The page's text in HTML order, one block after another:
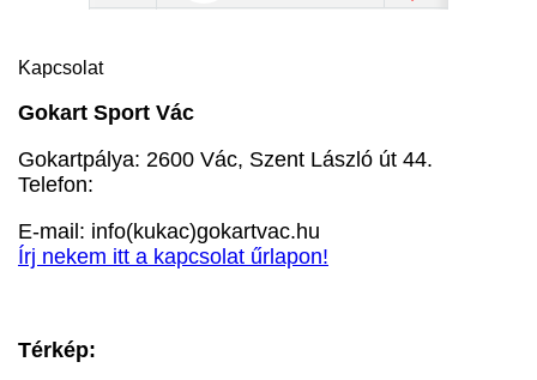
Kapcsolat
Gokart Sport Vác
Gokartpálya: 2600 Vác, Szent László út 44.
Telefon:
E-mail: info(kukac)gokartvac.hu
Írj nekem itt a kapcsolat űrlapon!
Térkép: